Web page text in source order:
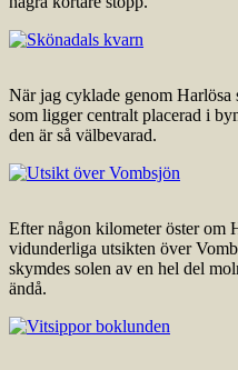
När jag cyklade genom Harlösa
som ligger centralt placerad i
den är så välbevarad.
Efter någon kilometer öster om
vidunderliga utsikten över
skymdes solen av en hel del
ändå.